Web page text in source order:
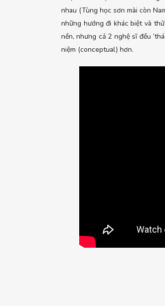
nhau (Tùng học sơn mài còn
những hướng đi khác biệt và
nền, nhưng cả 2 nghệ sĩ đều
niệm (conceptual) hơn.